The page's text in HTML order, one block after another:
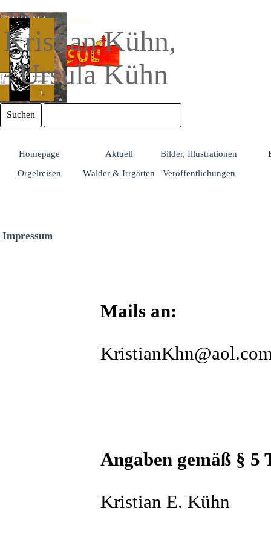
Kristian Kühn,
Ursula Kühn
Suchen
Homepage Aktuell Bilder, Illustrationen
Orgelreisen
Wälder & Irrgärten Veröffentlichungen
Impressum
Mails an:
Angaben gemäß § 5
Kristian E. Kühn